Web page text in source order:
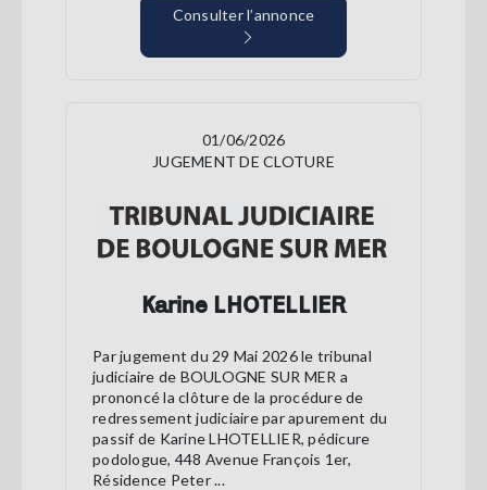
Consulter l’annonce
01/06/2026
JUGEMENT DE CLOTURE
Karine LHOTELLIER
Par jugement du 29 Mai 2026 le tribunal
judiciaire de BOULOGNE SUR MER a
prononcé la clôture de la procédure de
redressement judiciaire par apurement du
passif de Karine LHOTELLIER, pédicure
podologue, 448 Avenue François 1er,
Résidence Peter ...